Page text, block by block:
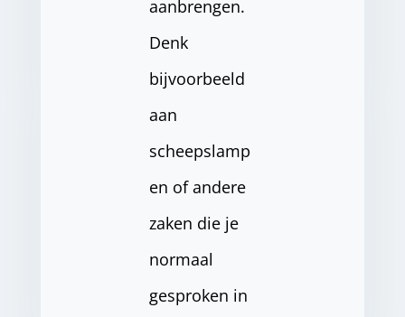
aanbrengen.
Denk
bijvoorbeeld
aan
scheepslamp
en of andere
zaken die je
normaal
gesproken in